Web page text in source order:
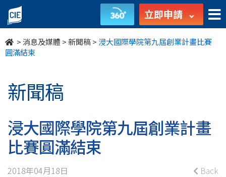
浸
大
國
學
院
第
九
立即申請
>消息及媒體 >新聞稿> 浸大國際學院第九屆創業計畫比賽
圓滿結束
新聞稿
浸大國際學院第九屆創業計畫
比賽圓滿結束
2018年04月18日 Back